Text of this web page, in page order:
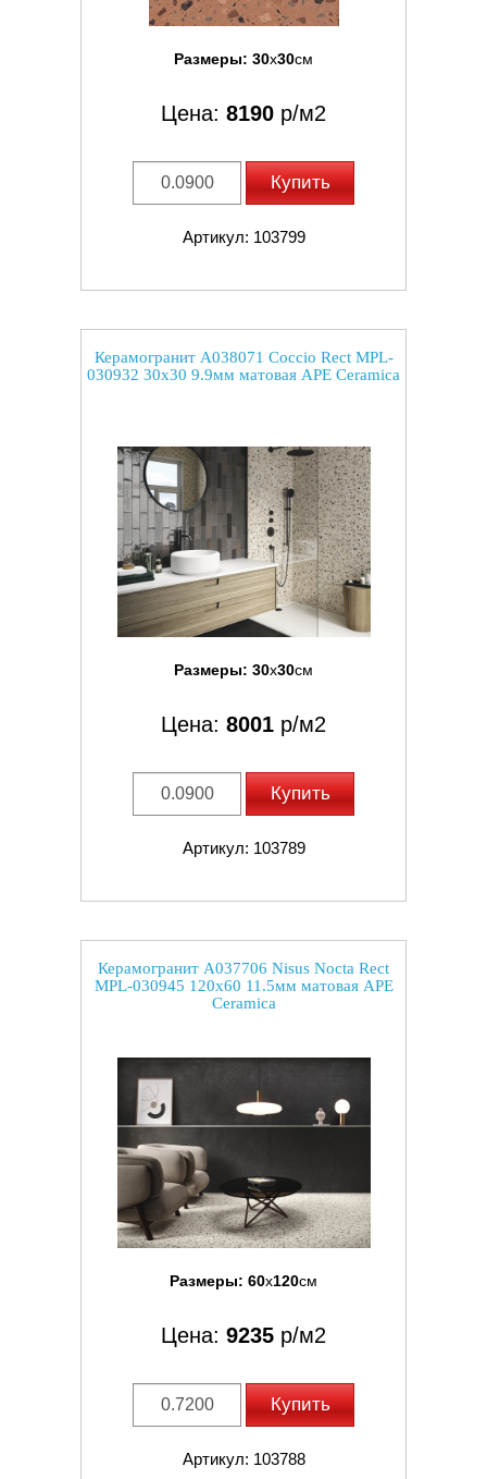
Размеры: 30x30см
Цена: 8190 р/м2
Купить
Артикул: 103799
Керамогранит A038071 Coccio Rect MPL-
030932 30x30 9.9мм матовая APE Ceramica
Размеры: 30x30см
Цена: 8001 р/м2
Купить
Артикул: 103789
Керамогранит A037706 Nisus Nocta Rect
MPL-030945 120x60 11.5мм матовая APE
Ceramica
Размеры: 60x120см
Цена: 9235 р/м2
Купить
Артикул: 103788